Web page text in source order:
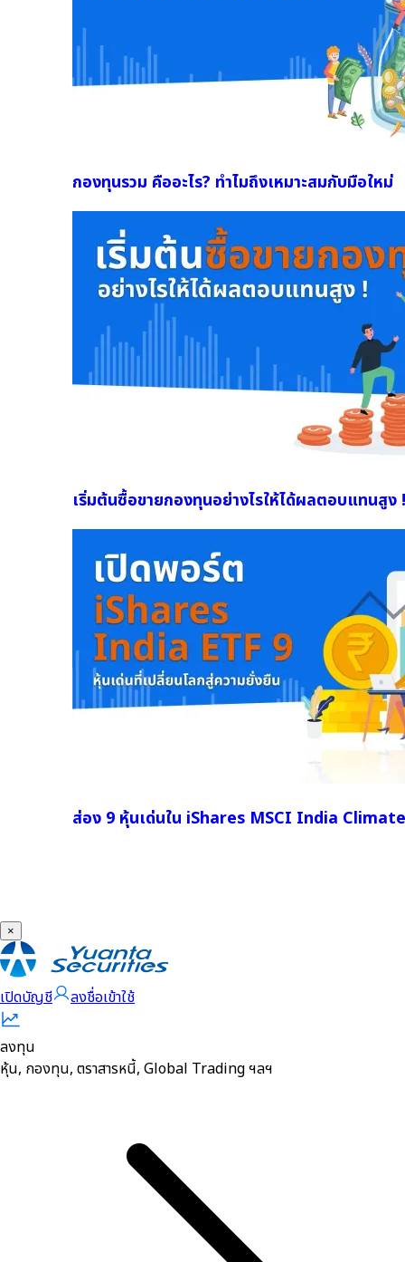
กองทุนรวม คืออะไร? ทำไมถึงเหมาะสมกับมือใหม่
เริ่มต้นซื้อขายกองทุนอย่างไรให้ได้ผลตอบแทนสูง !
ส่อง 9 หุ้นเด่นใน iShares MSCI India
×
เปิดบัญชี ลงชื่อเข้าใช้
ลงทุน
หุ้น, กองทุน, ตราสารหนี้, Global Trading ฯลฯ